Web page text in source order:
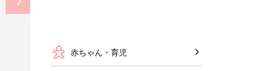
赤ちゃん・育児